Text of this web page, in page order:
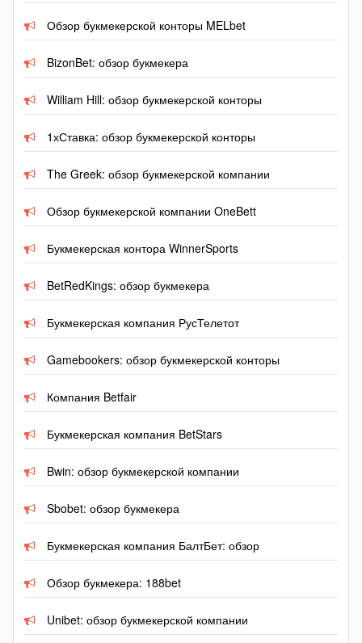
Обзор букмекерской конторы MELbet
BizonBet: обзор букмекера
William Hill: обзор букмекерской конторы
1хСтавка: обзор букмекерской конторы
The Greek: обзор букмекерской компании
Обзор букмекерской компании OneBett
Букмекерская контора WinnerSports
BetRedKings: обзор букмекера
Букмекерская компания РусТелетот
Gamebookers: обзор букмекерской конторы
Компания Betfair
Букмекерская компания BetStars
Bwin: обзор букмекерской компании
Sbobet: обзор букмекера
Букмекерская компания БалтБет: обзор
Обзор букмекера: 188bet
Unibet: обзор букмекерской компании